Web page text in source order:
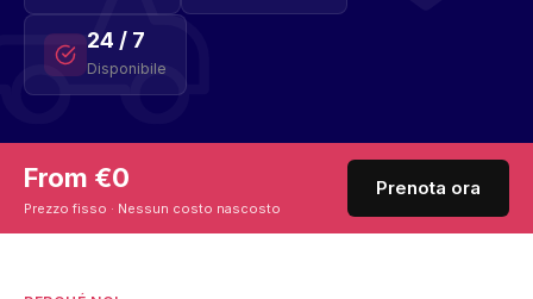
24 / 7
Disponibile
From €0
Prezzo fisso · Nessun costo nascosto
Prenota ora